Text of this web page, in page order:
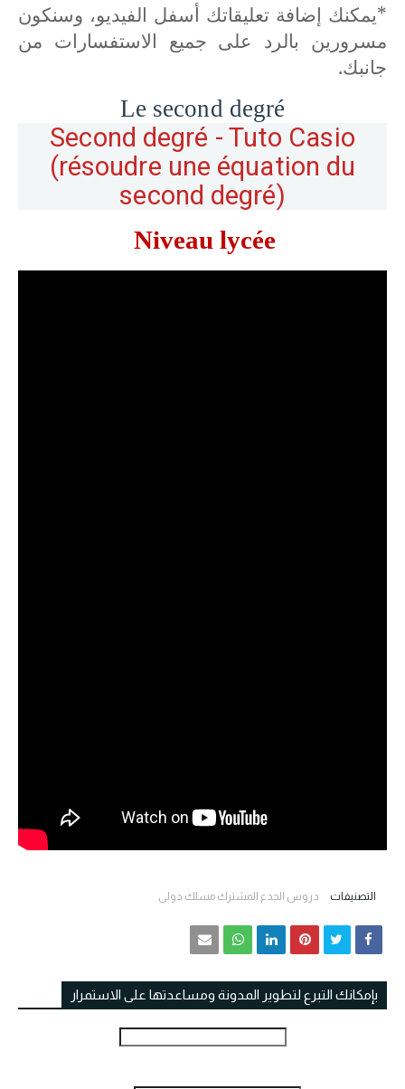
*يمكنك إضافة تعليقاتك أسفل الفيديو، وسنكون
مسرورين بالرد على جميع الاستفسارات من
جانبك.
Le second degré
Second degré - Tuto Casio
(résoudre une équation du
second degré)
Niveau lycée
التصنيفات دروس الجدع المشترك مسلك دولي
بإمكانك التبرع لتطوير المدونة ومساعدتها على الاستمرار